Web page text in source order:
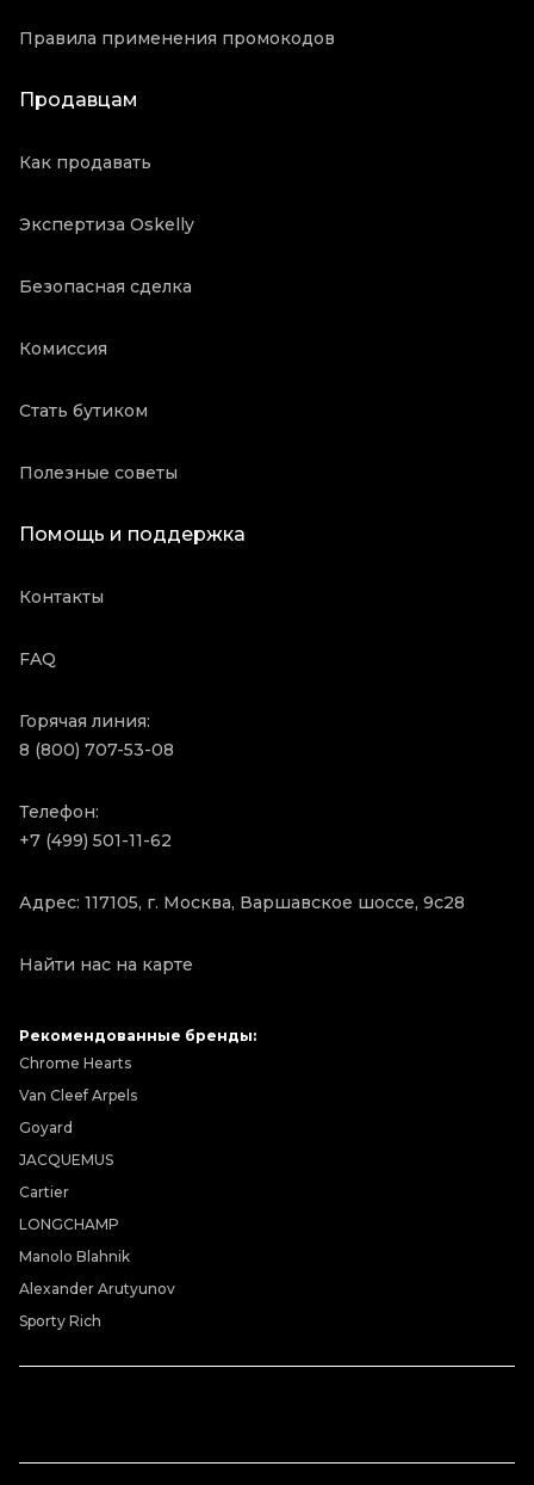
Правила применения промокодов
Продавцам
Как продавать
Экспертиза Oskelly
Безопасная сделка
Комиссия
Стать бутиком
Полезные советы
Помощь и поддержка
Контакты
FAQ
Горячая линия:
8 (800) 707-53-08
Телефон:
+7 (499) 501-11-62
Адрес: 117105, г. Москва, Варшавское шоссе, 9с28
Найти нас на карте
Рекомендованные бренды:
Chrome Hearts
Van Cleef Arpels
Goyard
JACQUEMUS
Cartier
LONGCHAMP
Manolo Blahnik
Alexander Arutyunov
Sporty Rich